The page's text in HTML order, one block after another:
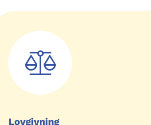
Lovgivning